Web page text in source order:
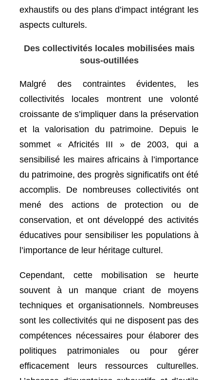
exhaustifs ou des plans d’impact intégrant les
aspects culturels.
Des collectivités locales mobilisées mais
sous-outillées
Malgré des contraintes évidentes, les
collectivités locales montrent une volonté
croissante de s’impliquer dans la préservation
et la valorisation du patrimoine. Depuis le
sommet « Africités III » de 2003, qui a
sensibilisé les maires africains à l’importance
du patrimoine, des progrès significatifs ont été
accomplis. De nombreuses collectivités ont
mené des actions de protection ou de
conservation, et ont développé des activités
éducatives pour sensibiliser les populations à
l’importance de leur héritage culturel.
Cependant, cette mobilisation se heurte
souvent à un manque criant de moyens
techniques et organisationnels. Nombreuses
sont les collectivités qui ne disposent pas des
compétences nécessaires pour élaborer des
politiques patrimoniales ou pour gérer
efficacement leurs ressources culturelles.